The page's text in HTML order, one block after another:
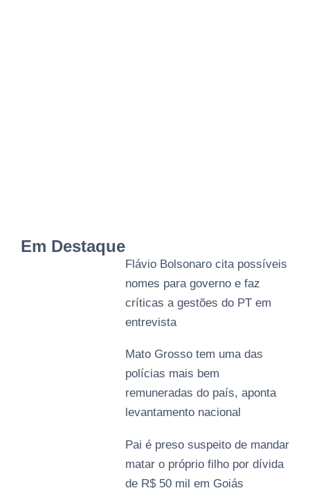
Em Destaque
Flávio Bolsonaro cita possíveis
nomes para governo e faz
críticas a gestões do PT em
entrevista
Mato Grosso tem uma das
polícias mais bem
remuneradas do país, aponta
levantamento nacional
Pai é preso suspeito de mandar
matar o próprio filho por dívida
de R$ 50 mil em Goiás